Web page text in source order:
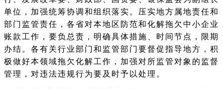
单位，加强统筹协调和组织落实。压实地方属地责任和
部门监管责任，各省对本地区防范和化解拖欠中小企业
账款工作，要负总责，明确具体措施、时间节点，限期
办结。各有关行业部门和监管部门要督促指导地方，积
极做好本领域拖欠化解工作，加强对所监管对象的监督
管理，对违法违规行为要及时予以处理。